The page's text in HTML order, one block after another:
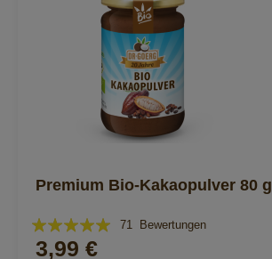
Premium Bio-Kakaopulver 80 g
Bewertung:
99%
71 Bewertungen
3,99 €